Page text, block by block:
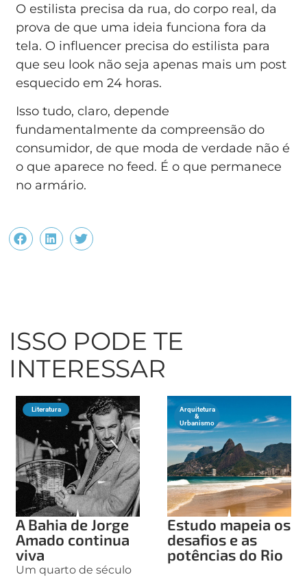
O estilista precisa da rua, do corpo real, da
prova de que uma ideia funciona fora da
tela. O influencer precisa do estilista para
que seu look não seja apenas mais um post
esquecido em 24 horas.
Isso tudo, claro, depende
fundamentalmente da compreensão do
consumidor, de que moda de verdade não é
o que aparece no feed. É o que permanece
no armário.
ISSO PODE TE
INTERESSAR
Literatura
A Bahia de Jorge
Amado continua
viva
Um quarto de século
Arquitetura
&
Urbanismo
Estudo mapeia os
desafios e as
potências do Rio